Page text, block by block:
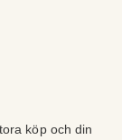
köp och din